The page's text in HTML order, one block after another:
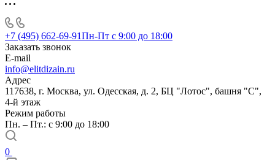
+7 (495) 662-69-91Пн-Пт c 9:00 до 18:00
Заказать звонок
E-mail
info@elitdizain.ru
Адрес
117638, г. Москва, ул. Одесская, д. 2, БЦ "Лотос", башня "С",
4-й этаж
Режим работы
Пн. – Пт.: с 9:00 до 18:00
0